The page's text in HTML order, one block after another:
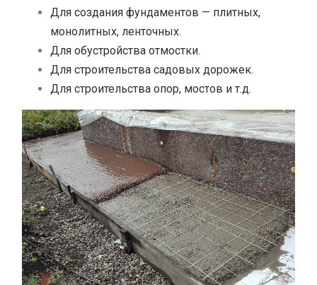
Для создания фундаментов — плитных,
монолитных, ленточных.
Для обустройства отмостки.
Для строительства садовых дорожек.
Для строительства опор, мостов и т.д.